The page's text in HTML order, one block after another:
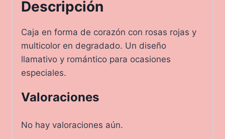
Descripción
Caja en forma de corazón con rosas rojas y
multicolor en degradado. Un diseño
llamativo y romántico para ocasiones
especiales.
Valoraciones
No hay valoraciones aún.